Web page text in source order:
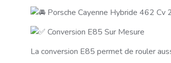
Porsche Cayenne Hybride 462 Cv
Conversion E85 Sur Mesure
La conversion E85 permet de rouler